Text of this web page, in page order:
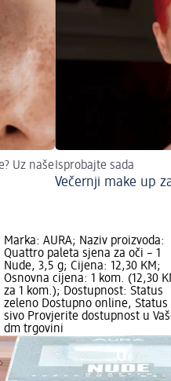
Uz našeIsprobajte sada
Večernji make up
Marka: AURA; Naziv proizvoda:
Quattro paleta sjena za oči – 1
Nude, 3,5 g; Cijena: 12,30 KM;
Osnovna cijena: 1 kom. (12,30
za 1 kom.); Dostupnost: Status
zeleno Dostupno online, Status
sivo Provjerite dostupnost u
dm trgovini